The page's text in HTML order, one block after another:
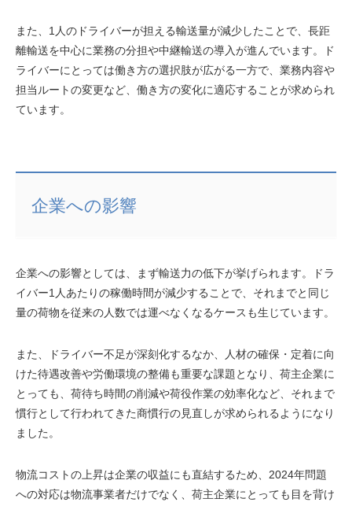
また、1人のドライバーが担える輸送量が減少したことで、長距
離輸送を中心に業務の分担や中継輸送の導入が進んでいます。ド
ライバーにとっては働き方の選択肢が広がる一方で、業務内容や
担当ルートの変更など、働き方の変化に適応することが求められ
ています。
企業への影響
企業への影響としては、まず輸送力の低下が挙げられます。ドラ
イバー1人あたりの稼働時間が減少することで、それまでと同じ
量の荷物を従来の人数では運べなくなるケースも生じています。
また、ドライバー不足が深刻化するなか、人材の確保・定着に向
けた待遇改善や労働環境の整備も重要な課題となり、荷主企業に
とっても、荷待ち時間の削減や荷役作業の効率化など、それまで
慣行として行われてきた商慣行の見直しが求められるようになり
ました。
物流コストの上昇は企業の収益にも直結するため、2024年問題
への対応は物流事業者だけでなく、荷主企業にとっても目を背け